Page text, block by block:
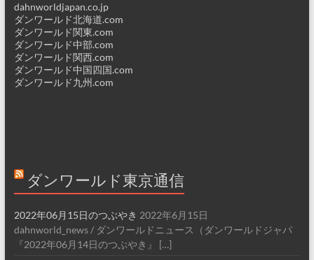
dahnworldjapan.co.jp
ダンワールド北海道.com
ダンワールド関東.com
ダンワールド中部.com
ダンワールド関西.com
ダンワールド中国四国.com
ダンワールド九州.com
ダンワールド東京通信
2022年06月15日のつぶやき 2022年6月15日
dahnworld_news / ダンワールドニュース（ダンワールドジャパ
『2022年06月14日のつぶやき』 […]